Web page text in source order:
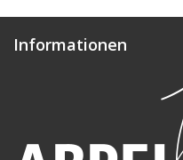
Informationen